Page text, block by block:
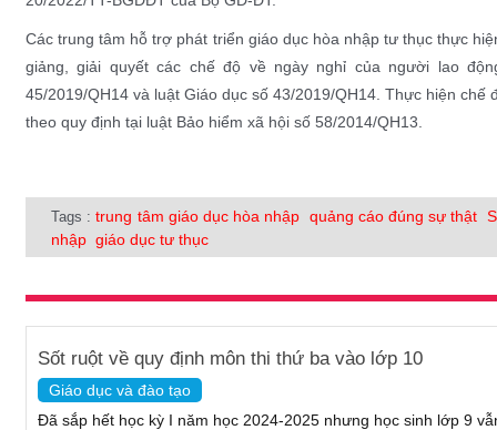
Các trung tâm hỗ trợ phát triển giáo dục hòa nhập tư thục thực
giảng, giải quyết các chế độ về ngày nghỉ của người lao
45/2019/QH14 và luật Giáo dục số 43/2019/QH14. Thực hiện
theo quy định tại luật Bảo hiểm xã hội số 58/2014/QH13.
Tags :trung tâm giáo dục hòa nhập quảng cáo đúng sự thật
nhập giáo dục tư thục
Sốt ruột về quy định môn thi thứ ba vào lớp 10
Giáo dục và đào tạo
Đã sắp hết học kỳ I năm học 2024-2025 nhưng học sinh lớp 9